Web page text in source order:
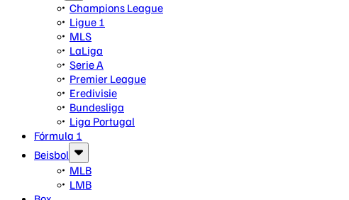
Champions League
Ligue 1
MLS
LaLiga
Serie A
Premier League
Eredivisie
Bundesliga
Liga Portugal
Fórmula 1
Beisbol
MLB
LMB